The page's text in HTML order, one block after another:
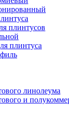
плинтусов
плинтуса
линолеума
и